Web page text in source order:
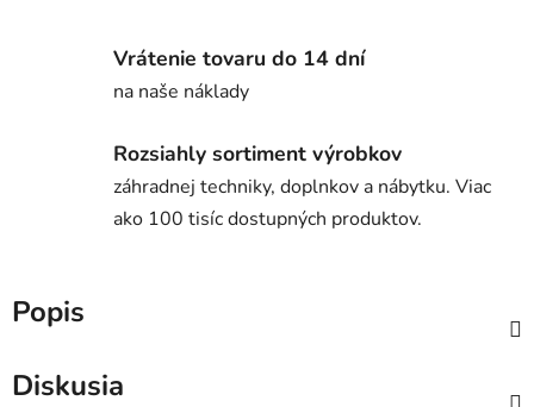
Vrátenie tovaru do 14 dní
na naše náklady
Rozsiahly sortiment výrobkov
záhradnej techniky, doplnkov a nábytku. Viac
ako 100 tisíc dostupných produktov.
Popis
Diskusia